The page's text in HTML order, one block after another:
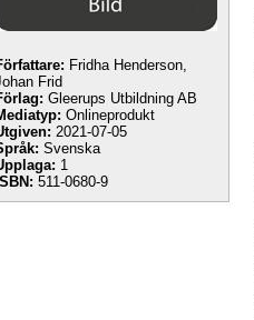
Fridha Henderson,
Frid
Gleerups Utbildning AB
Onlineprodukt
2021-07-05
Svenska
1
ISBN: 511-0680-9